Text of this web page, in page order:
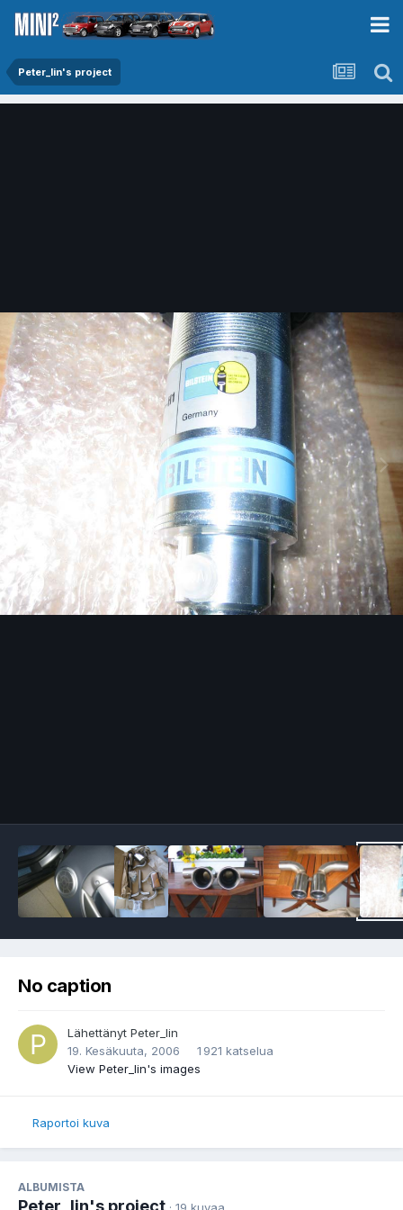
Peter_lin's project
No caption
Lähettänyt Peter_lin
19. Kesäkuuta, 2006
1 921 katselua
View Peter_lin's images
Raportoi kuva
ALBUMISTA
Peter_lin's project